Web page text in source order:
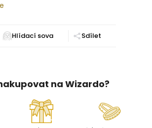
Sdílet
na Wizardo?